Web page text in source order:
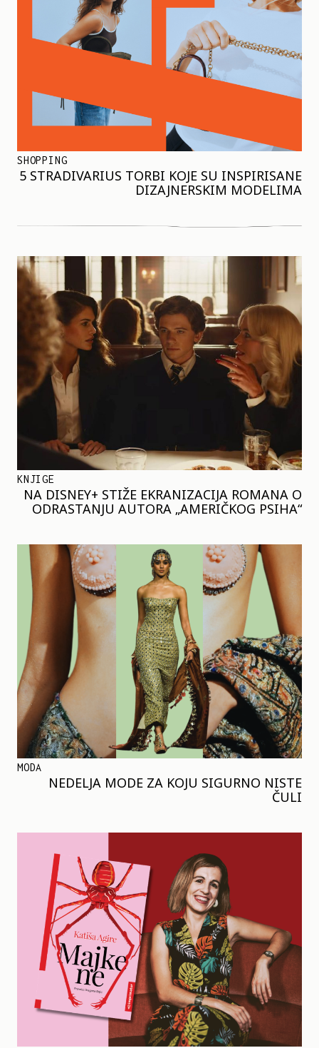
SHOPPING
5 STRADIVARIUS TORBI KOJE SU INSPIRISANE
DIZAJNERSKIM MODELIMA
KNJIGE
NA DISNEY+ STIŽE EKRANIZACIJA ROMANA O
ODRASTANJU AUTORA „AMERIČKOG PSIHA“
MODA
NEDELJA MODE ZA KOJU SIGURNO NISTE
ČULI